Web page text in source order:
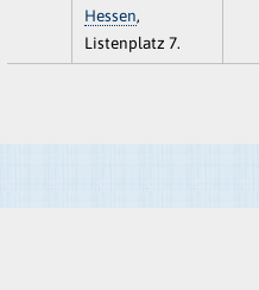
Hessen,
Listenplatz 7.